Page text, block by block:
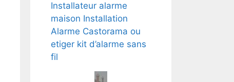
Installateur alarme
maison Installation
Alarme Castorama ou
etiger kit d’alarme sans
fil